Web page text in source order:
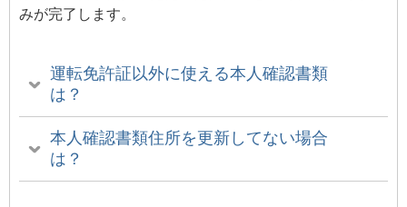
みが完了します。
運転免許証以外に使える本人確認書類
は？
本人確認書類住所を更新してない場合
は？